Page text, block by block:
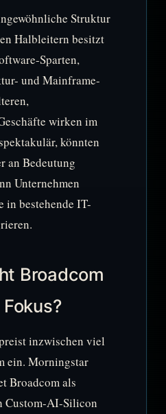
Struktur
Halbleitern besitzt
Sparten,
und Mainframe-
wirken im
könnten
an Bedeutung
Unternehmen
in bestehende IT-
Broadcom
inzwischen viel
ein. Morningstar
Broadcom als
Custom-AI-Silicon